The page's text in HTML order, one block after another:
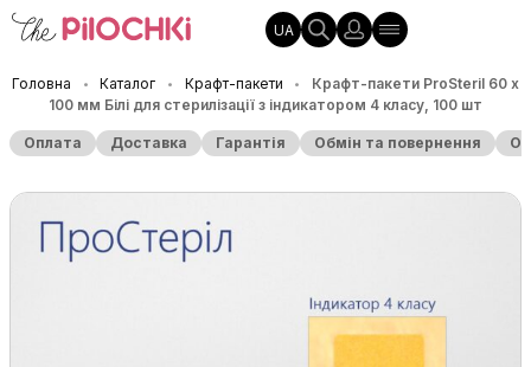
UA
Головна • Каталог • Крафт-пакети •
Крафт-пакети ProSteril 60 х
100 мм Білі для стерилізації з індикатором 4 класу, 100 шт
Оплата Доставка Гарантія Обмін та повернення